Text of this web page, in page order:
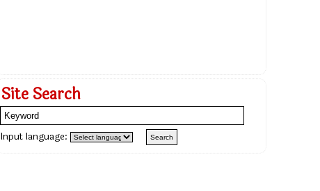
Site Search
Input language: